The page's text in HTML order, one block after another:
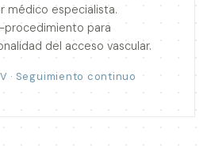
médico especialista.
para
del acceso vascular.
· Seguimiento continuo